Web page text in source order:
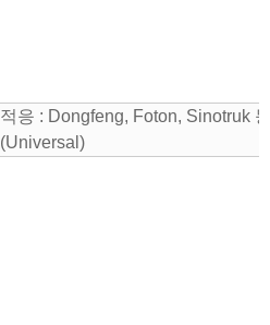
적응 : Dongfeng, Foton, Sinotruk
(Universal)